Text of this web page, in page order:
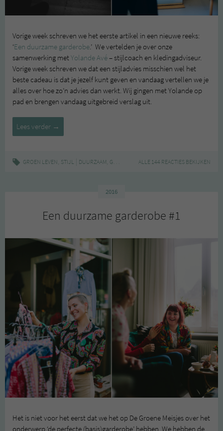
Vorige week schreven we het eerste artikel in een nieuwe reeks:
‘Een duurzame garderobe.’ We vertelden je over onze
samenwerking metYolande Avé– stijlcoach en kledingadviseur.
Vorige week schreven we dat een stijladvies misschien wel het
beste cadeau is dat je jezelf kunt geven en vandaag vertellen we je
alles over hoe zo’n advies dan werkt. Wij gingen met Yolande op
pad en brengen vandaag uitgebreid verslag uit.
Lees verder Hoe
werkt
stijladvies?
#2
→
GROEN LEVEN, STIJL DUURZAAM, GARDEROBE ,KLEDING,MODE,STIJLADVIES
ALLE 144 REACTIES BEKIJKEN
2016
Een duurzame garderobe #1
Het is niet voor het eerst dat we het op De Groene Meisjes over het
onderwerp ‘de perfecte (basis)garderobe’ hebben. We hebben de